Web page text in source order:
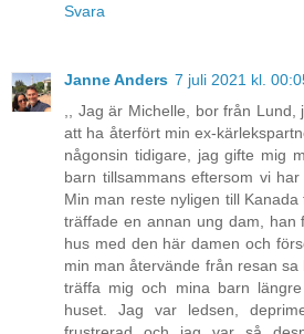
Svara
Janne Anders 7 juli 2021 kl.
,, Jag är Michelle, bor från
att ha återfört min ex-
någonsin tidigare, jag gifte mig
barn tillsammans eftersom vi
Min man reste nyligen till
träffade en annan ung dam, han
hus med den här damen och
min man återvände från resan
träffa mig och mina barn
huset. Jag var ledsen,